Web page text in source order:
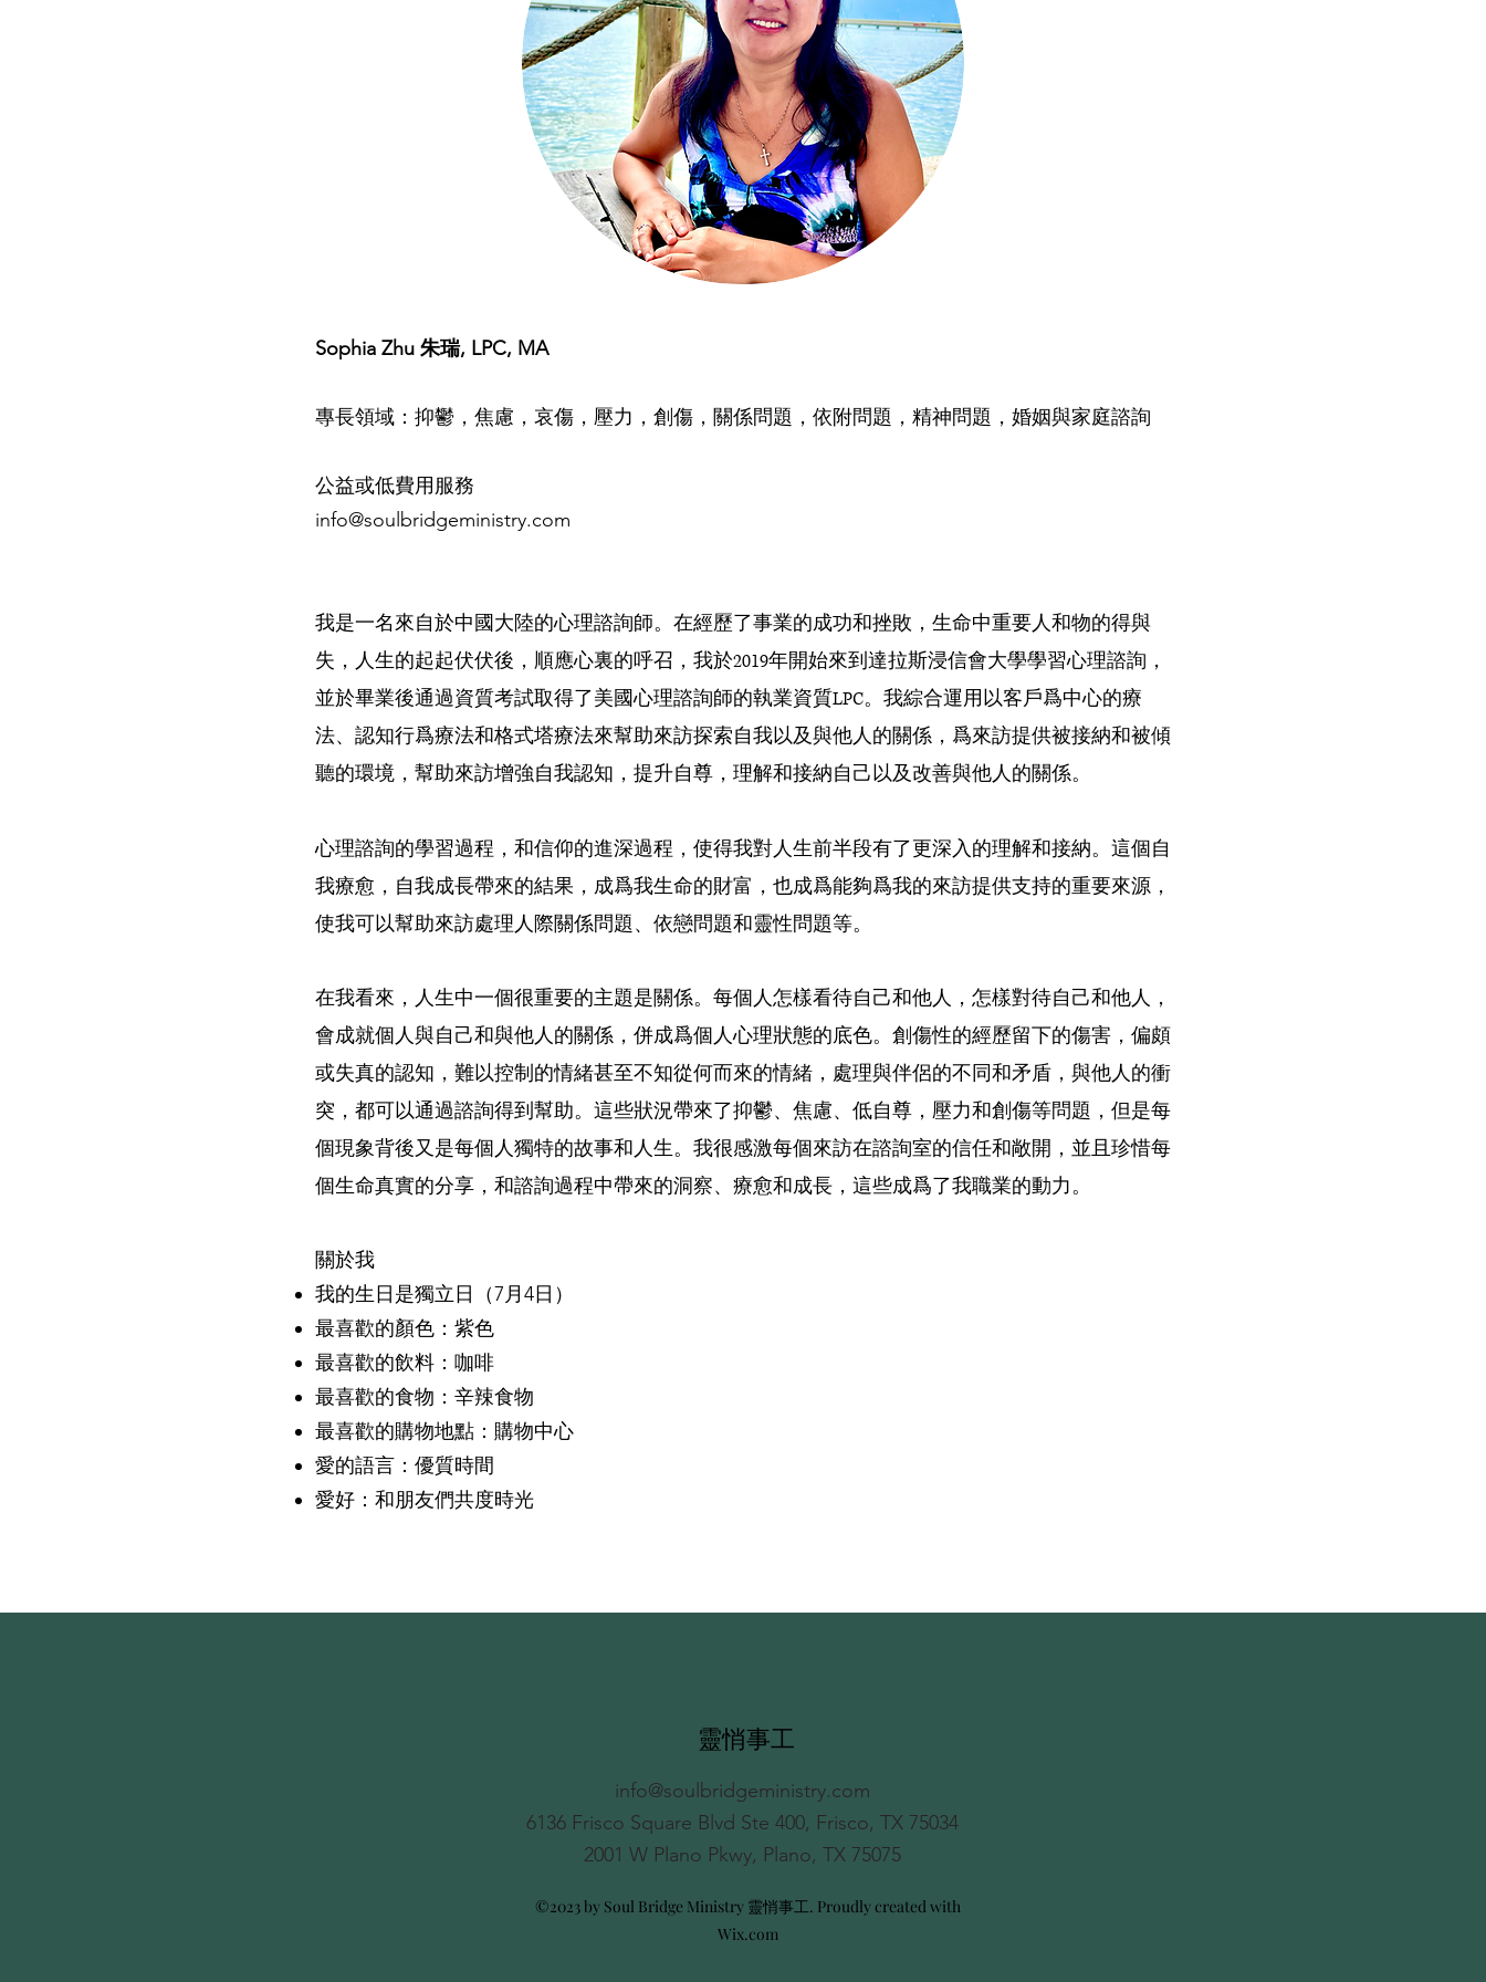
Sophia Zhu 朱瑞, LPC, MA
專長領域：抑鬱，焦慮，哀傷，壓力，創傷，關係問題，依附問題，精神問題，婚姻與家庭諮詢
公益或低費用服務
info@soulbridgeministry.com
我是一名來自於中國大陸的心理諮詢師。在經歷了事業的成功和挫敗，生命中重要人和物的得與
失，人生的起起伏伏後，順應心裏的呼召，我於2019年開始來到達拉斯浸信會大學學習心理諮詢，
並於畢業後通過資質考試取得了美國心理諮詢師的執業資質LPC。我綜合運用以客戶爲中心的療
法、認知行爲療法和格式塔療法來幫助來訪探索自我以及與他人的關係，爲來訪提供被接納和被傾
聽的環境，幫助來訪增強自我認知，提升自尊，理解和接納自己以及改善與他人的關係。
心理諮詢的學習過程，和信仰的進深過程，使得我對人生前半段有了更深入的理解和接納。這個自
我療愈，自我成長帶來的結果，成爲我生命的財富，也成爲能夠爲我的來訪提供支持的重要來源，
使我可以幫助來訪處理人際關係問題、依戀問題和靈性問題等。
在我看來，人生中一個很重要的主題是關係。每個人怎樣看待自己和他人，怎樣對待自己和他人，
會成就個人與自己和與他人的關係，併成爲個人心理狀態的底色。創傷性的經歷留下的傷害，偏頗
或失真的認知，難以控制的情緒甚至不知從何而來的情緒，處理與伴侶的不同和矛盾，與他人的衝
突，都可以通過諮詢得到幫助。這些狀況帶來了抑鬱、焦慮、低自尊，壓力和創傷等問題，但是每
個現象背後又是每個人獨特的故事和人生。我很感激每個來訪在諮詢室的信任和敞開，並且珍惜每
個生命真實的分享，和諮詢過程中帶來的洞察、療愈和成長，這些成爲了我職業的動力。
關於我
我的生日是獨立日（7月4日）
最喜歡的顏色：紫色
最喜歡的飲料：咖啡
最喜歡的食物：辛辣食物
最喜歡的購物地點：購物中心
愛的語言：優質時間
愛好：和朋友們共度時光
靈悄事工
info@soulbridgeministry.com
6136 Frisco Square Blvd Ste 400, Frisco, TX 75034
2001 W Plano Pkwy, Plano, TX 75075
©2023 by Soul Bridge Ministry 靈悄事工. Proudly created with
Wix.com